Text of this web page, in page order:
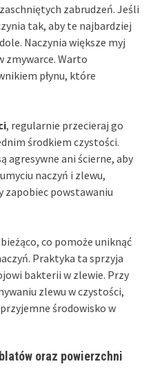
zabrudzeń. Jeśli
tak, aby te najbardziej
Naczynia większe myj
zmywarce. Warto
płynu, które
, regularnie przecieraj go
środkiem czystości.
agresywne ani ścierne, aby
naczyń i zlewu,
zapobiec powstawaniu
co pomoże uniknąć
Praktyka ta sprzyja
bakterii w zlewie. Przy
zlewu w czystości,
środowisko w
oraz powierzchni